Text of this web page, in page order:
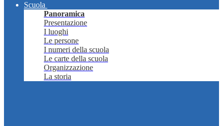
Scuola
Panoramica
Presentazione
I luoghi
Le persone
I numeri della scuola
Le carte della scuola
Organizzazione
La storia